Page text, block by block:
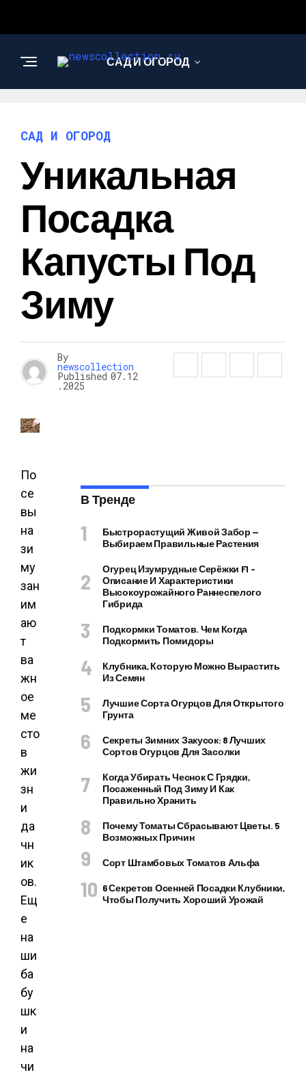
САД И ОГОРОД
САД И ОГОРОД
Уникальная
Посадка
Капусты Под
Зиму
By
newscollection
Published 07.12
.2025
По
се
вы
на
зи
му
зан
им
аю
т
ва
жн
ое
ме
сто
в
жи
зн
и
да
чн
ик
ов.
Ещ
е
на
ши
ба
бу
шк
и
на
чи
В Тренде
Быстрорастущий Живой Забор —
Выбираем Правильные Растения
Огурец Изумрудные Серёжки F1 –
Описание И Характеристики
Высокоурожайного Раннеспелого
Гибрида
Подкормки Томатов. Чем Когда
Подкормить Помидоры
Клубника, Которую Можно Вырастить
Из Семян
Лучшие Сорта Огурцов Для Открытого
Грунта
Секреты Зимних Закусок: 8 Лучших
Сортов Огурцов Для Засолки
Когда Убирать Чеснок С Грядки,
Посаженный Под Зиму И Как
Правильно Хранить
Почему Томаты Сбрасывают Цветы. 5
Возможных Причин
Сорт Штамбовых Томатов Альфа
6 Секретов Осенней Посадки Клубники,
Чтобы Получить Хороший Урожай